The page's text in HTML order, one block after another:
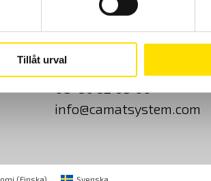
Tillåt urval
Kundundersökning
08-50 52 68 00
info@camatsystem.com